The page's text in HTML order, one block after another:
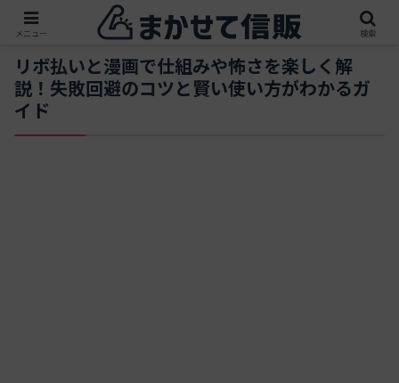
リボ払いと漫画で仕組みや怖さを楽しく解
説！失敗回避のコツと賢い使い方がわかるガ
イド
メニュー 検索